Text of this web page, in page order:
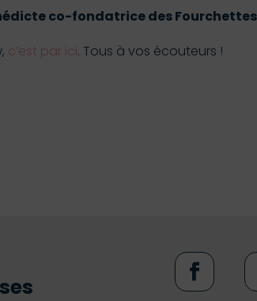
co-fondatrice des Fourchettes
c’est par ici. Tous à vos écouteurs !